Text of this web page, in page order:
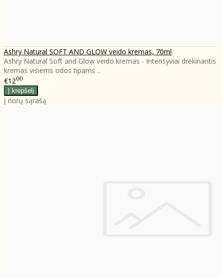
Ashry Natural SOFT AND GLOW veido kremas, 70ml
Ashry Natural Soft and Glow veido kremas - Intensyviai drėkinantis
kremas visiems odos tipams ..
€1200
Į norų sąrašą